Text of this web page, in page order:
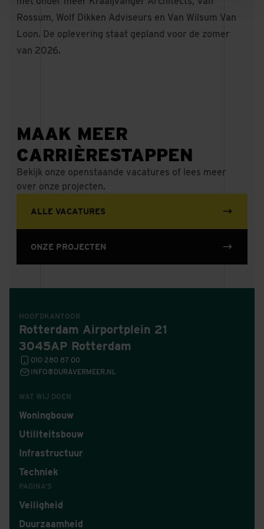
Rossum, Wolf Dikken Adviseurs en Van Wilsum Van
Loon. De oplevering staat gepland voor de zomer
van 2026.
MAAK MEER
CARRIÈRESTAPPEN
Bekijk onze openstaande vacatures of lees meer
over onze projecten.
ALLE VACATURES
ONZE PROJECTEN
WAT WIJ DOEN
Woningbouw
Utiliteitsbouw
Infrastructuur
Techniek
PAGINA'S
Veiligheid
Duurzaamheid
HOOFDKANTOOR
Rotterdam Airportplein 21
3045AP Rotterdam
010 280 87 00
INFO@DURAVERMEER.NL